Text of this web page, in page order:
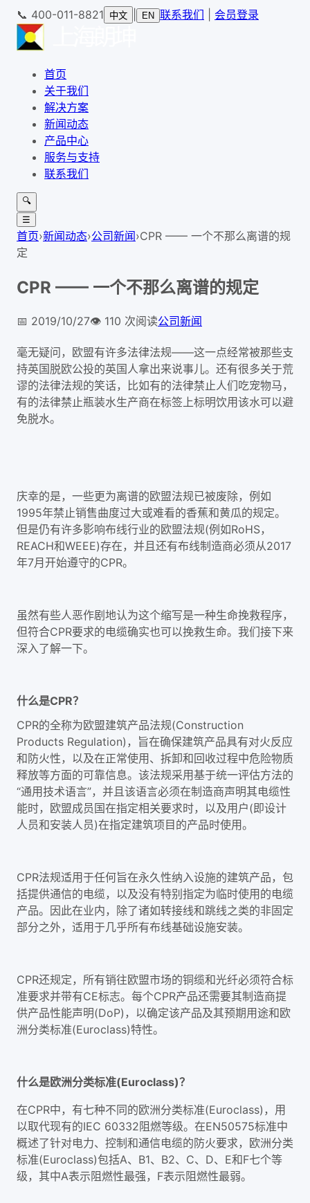
📞 400-011-8821 中文 EN 联系我们 会员登录
首页
关于我们
解决方案
新闻动态
产品中心
服务与支持
联系我们
🔍
☰
首页›新闻动态›公司新闻›CPR —— 一个不那么离谱的规
定
CPR —— 一个不那么离谱的规定
📅 2019/10/27👁️ 110 次阅读公司新闻
毫无疑问，欧盟有许多法律法规——这一点经常被那些支
持英国脱欧公投的英国人拿出来说事儿。还有很多关于荒
谬的法律法规的笑话，比如有的法律禁止人们吃宠物马，
有的法律禁止瓶装水生产商在标签上标明饮用该水可以避
免脱水。
庆幸的是，一些更为离谱的欧盟法规已被废除，例如
1995年禁止销售曲度过大或难看的香蕉和黄瓜的规定。
但是仍有许多影响布线行业的欧盟法规(例如RoHS，
REACH和WEEE)存在，并且还有布线制造商必须从2017
年7月开始遵守的CPR。
虽然有些人恶作剧地认为这个缩写是一种生命挽救程序，
但符合CPR要求的电缆确实也可以挽救生命。我们接下来
深入了解一下。
什么是CPR？
CPR的全称为欧盟建筑产品法规(Construction
Products Regulation)，旨在确保建筑产品具有对火反应
和防火性，以及在正常使用、拆卸和回收过程中危险物质
释放等方面的可靠信息。该法规采用基于统一评估方法的
“通用技术语言”，并且该语言必须在制造商声明其电缆性
能时，欧盟成员国在指定相关要求时，以及用户(即设计
人员和安装人员)在指定建筑项目的产品时使用。
CPR法规适用于任何旨在永久性纳入设施的建筑产品，包
括提供通信的电缆，以及没有特别指定为临时使用的电缆
产品。因此在业内，除了诸如转接线和跳线之类的非固定
部分之外，适用于几乎所有布线基础设施安装。
CPR还规定，所有销往欧盟市场的铜缆和光纤必须符合标
准要求并带有CE标志。每个CPR产品还需要其制造商提
供产品性能声明(DoP)，以确定该产品及其预期用途和欧
洲分类标准(Euroclass)特性。
什么是欧洲分类标准(Euroclass)？
在CPR中，有七种不同的欧洲分类标准(Euroclass)，用
以取代现有的IEC 60332阻燃等级。在EN50575标准中
概述了针对电力、控制和通信电缆的防火要求，欧洲分类
标准(Euroclass)包括A、B1、B2、C、D、E和F七个等
级，其中A表示阻燃性最强，F表示阻燃性最弱。